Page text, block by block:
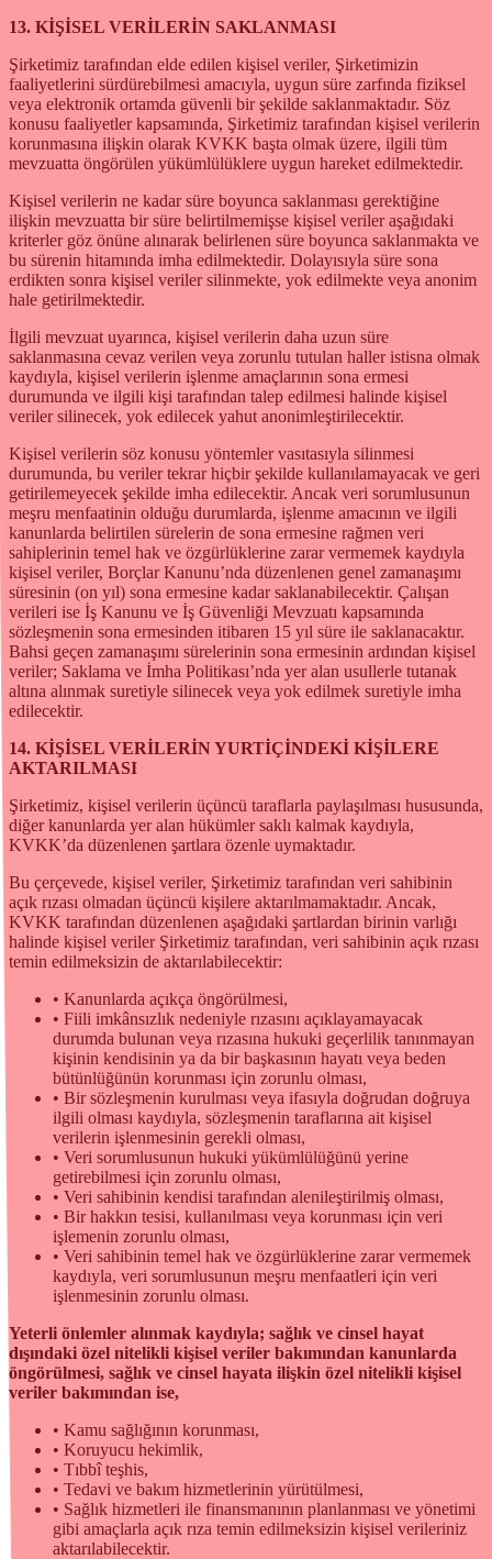
13. KİŞİSEL VERİLERİN SAKLANMASI
Şirketimiz tarafından elde edilen kişisel veriler, Şirketimizin
faaliyetlerini sürdürebilmesi amacıyla, uygun süre zarfında fiziksel
veya elektronik ortamda güvenli bir şekilde saklanmaktadır. Söz
konusu faaliyetler kapsamında, Şirketimiz tarafından kişisel verilerin
korunmasına ilişkin olarak KVKK başta olmak üzere, ilgili tüm
mevzuatta öngörülen yükümlülüklere uygun hareket edilmektedir.
Kişisel verilerin ne kadar süre boyunca saklanması gerektiğine
ilişkin mevzuatta bir süre belirtilmemişse kişisel veriler aşağıdaki
kriterler göz önüne alınarak belirlenen süre boyunca saklanmakta ve
bu sürenin hitamında imha edilmektedir. Dolayısıyla süre sona
erdikten sonra kişisel veriler silinmekte, yok edilmekte veya anonim
hale getirilmektedir.
İlgili mevzuat uyarınca, kişisel verilerin daha uzun süre
saklanmasına cevaz verilen veya zorunlu tutulan haller istisna olmak
kaydıyla, kişisel verilerin işlenme amaçlarının sona ermesi
durumunda ve ilgili kişi tarafından talep edilmesi halinde kişisel
veriler silinecek, yok edilecek yahut anonimleştirilecektir.
Kişisel verilerin söz konusu yöntemler vasıtasıyla silinmesi
durumunda, bu veriler tekrar hiçbir şekilde kullanılamayacak ve geri
getirilemeyecek şekilde imha edilecektir. Ancak veri sorumlusunun
meşru menfaatinin olduğu durumlarda, işlenme amacının ve ilgili
kanunlarda belirtilen sürelerin de sona ermesine rağmen veri
sahiplerinin temel hak ve özgürlüklerine zarar vermemek kaydıyla
kişisel veriler, Borçlar Kanunu’nda düzenlenen genel zamanaşımı
süresinin (on yıl) sona ermesine kadar saklanabilecektir. Çalışan
verileri ise İş Kanunu ve İş Güvenliği Mevzuatı kapsamında
sözleşmenin sona ermesinden itibaren 15 yıl süre ile saklanacaktır.
Bahsi geçen zamanaşımı sürelerinin sona ermesinin ardından kişisel
veriler; Saklama ve İmha Politikası’nda yer alan usullerle tutanak
altına alınmak suretiyle silinecek veya yok edilmek suretiyle imha
edilecektir.
14. KİŞİSEL VERİLERİN YURTİÇİNDEKİ KİŞİLERE
AKTARILMASI
Şirketimiz, kişisel verilerin üçüncü taraflarla paylaşılması hususunda,
diğer kanunlarda yer alan hükümler saklı kalmak kaydıyla,
KVKK’da düzenlenen şartlara özenle uymaktadır.
Bu çerçevede, kişisel veriler, Şirketimiz tarafından veri sahibinin
açık rızası olmadan üçüncü kişilere aktarılmamaktadır. Ancak,
KVKK tarafından düzenlenen aşağıdaki şartlardan birinin varlığı
halinde kişisel veriler Şirketimiz tarafından, veri sahibinin açık rızası
temin edilmeksizin de aktarılabilecektir:
• Kanunlarda açıkça öngörülmesi,
• Fiili imkânsızlık nedeniyle rızasını açıklayamayacak
durumda bulunan veya rızasına hukuki geçerlilik tanınmayan
kişinin kendisinin ya da bir başkasının hayatı veya beden
bütünlüğünün korunması için zorunlu olması,
• Bir sözleşmenin kurulması veya ifasıyla doğrudan doğruya
ilgili olması kaydıyla, sözleşmenin taraflarına ait kişisel
verilerin işlenmesinin gerekli olması,
• Veri sorumlusunun hukuki yükümlülüğünü yerine
getirebilmesi için zorunlu olması,
• Veri sahibinin kendisi tarafından alenileştirilmiş olması,
• Bir hakkın tesisi, kullanılması veya korunması için veri
işlemenin zorunlu olması,
• Veri sahibinin temel hak ve özgürlüklerine zarar vermemek
kaydıyla, veri sorumlusunun meşru menfaatleri için veri
işlenmesinin zorunlu olması.
Yeterli önlemler alınmak kaydıyla; sağlık ve cinsel hayat
dışındaki özel nitelikli kişisel veriler bakımından kanunlarda
öngörülmesi, sağlık ve cinsel hayata ilişkin özel nitelikli kişisel
veriler bakımından ise,
• Kamu sağlığının korunması,
• Koruyucu hekimlik,
• Tıbbî teşhis,
• Tedavi ve bakım hizmetlerinin yürütülmesi,
• Sağlık hizmetleri ile finansmanının planlanması ve yönetimi
gibi amaçlarla açık rıza temin edilmeksizin kişisel verileriniz
aktarılabilecektir.